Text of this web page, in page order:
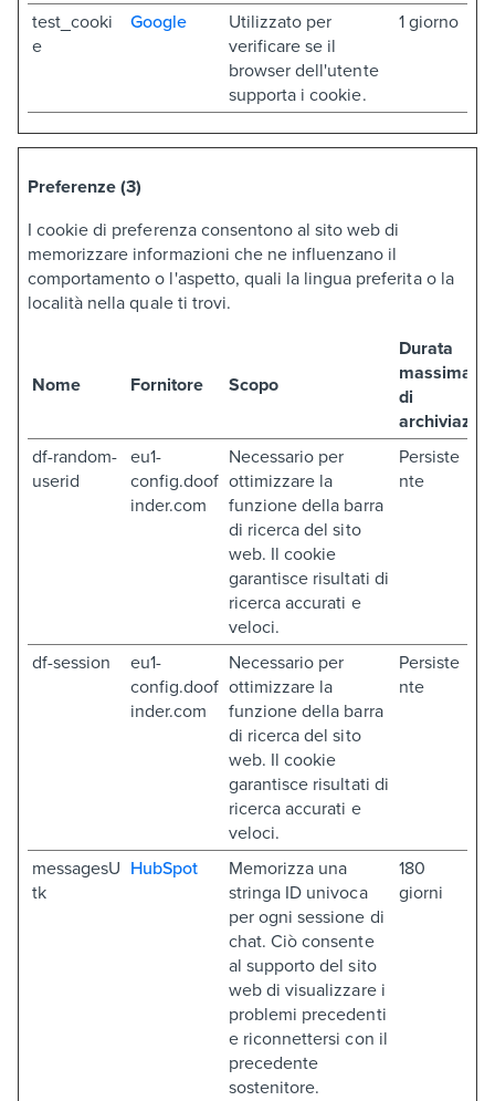
test_cooki
e
Google
Utilizzato per
verificare se il
browser dell'utente
supporta i cookie.
1 giorno
Preferenze (3)
I cookie di preferenza consentono al sito web di
memorizzare informazioni che ne influenzano il
comportamento o l'aspetto, quali la lingua preferita o la
località nella quale ti trovi.
Nome Fornitore Scopo
Durata
massima
di
df-random-
userid
eu1-
config.doof
inder.com
Necessario per
ottimizzare la
funzione della barra
di ricerca del sito
web. Il cookie
garantisce risultati di
ricerca accurati e
veloci.
Persiste
nte
df-session
eu1-
config.doof
inder.com
Necessario per
ottimizzare la
funzione della barra
di ricerca del sito
web. Il cookie
garantisce risultati di
ricerca accurati e
veloci.
Persiste
nte
messagesU
tk
HubSpot
Memorizza una
stringa ID univoca
per ogni sessione di
chat. Ciò consente
al supporto del sito
web di visualizzare i
problemi precedenti
e riconnettersi con il
precedente
sostenitore.
180
giorni